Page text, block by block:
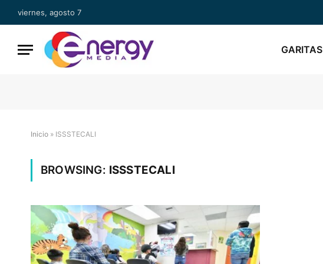
viernes, agosto 7
GARITAS
Inicio » ISSSTECALI
BROWSING: ISSSTECALI